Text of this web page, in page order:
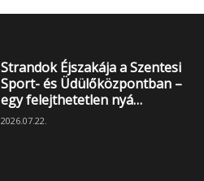
Strandok Éjszakája a Szentesi
Sport- és Üdülőközpontban –
egy felejthetetlen nyá…
2026.07.22.